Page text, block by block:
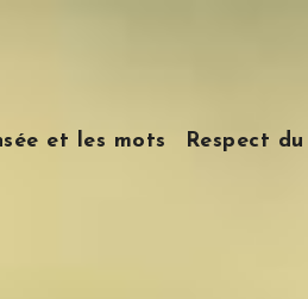
et les mots Respect